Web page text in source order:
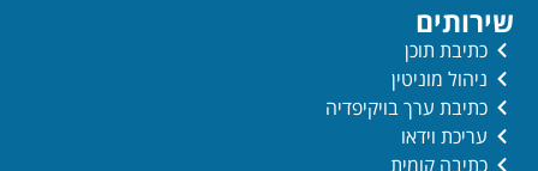
שירותים
כתיבת תוכן
ניהול מוניטין
כתיבת ערך בויקיפדיה
עריכת וידאו
כתיבה קומית